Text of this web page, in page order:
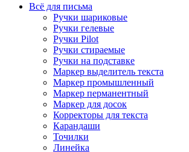
Всё для письма
Ручки шариковые
Ручки гелевые
Ручки Pilot
Ручки стираемые
Ручки на подставке
Маркер выделитель текста
Маркер промышленный
Маркер перманентный
Маркер для досок
Корректоры для текста
Карандаши
Точилки
Линейка